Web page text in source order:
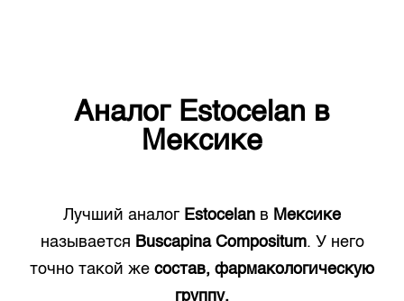
Аналог Estocelan в
Мексике
Лучший аналог Estocelan в Мексике
называется Buscapina Compositum. У него
точно такой же состав, фармакологическую
группу.